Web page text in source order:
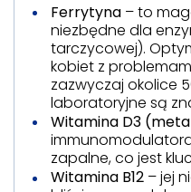
Ferrytyna – to
niezbędne dla
tarczycowej).
kobiet z
zazwyczaj okolice
laboratoryjne są
Witamina D3
zapalne, co jest
Witamina B12 – jej